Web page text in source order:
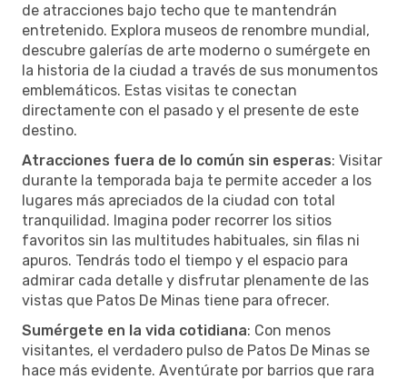
de atracciones bajo techo que te mantendrán
entretenido. Explora museos de renombre mundial,
descubre galerías de arte moderno o sumérgete en
la historia de la ciudad a través de sus monumentos
emblemáticos. Estas visitas te conectan
directamente con el pasado y el presente de este
destino.
Atracciones fuera de lo común sin esperas: Visitar
durante la temporada baja te permite acceder a los
lugares más apreciados de la ciudad con total
tranquilidad. Imagina poder recorrer los sitios
favoritos sin las multitudes habituales, sin filas ni
apuros. Tendrás todo el tiempo y el espacio para
admirar cada detalle y disfrutar plenamente de las
vistas que Patos De Minas tiene para ofrecer.
Sumérgete en la vida cotidiana: Con menos
visitantes, el verdadero pulso de Patos De Minas se
hace más evidente. Aventúrate por barrios que rara